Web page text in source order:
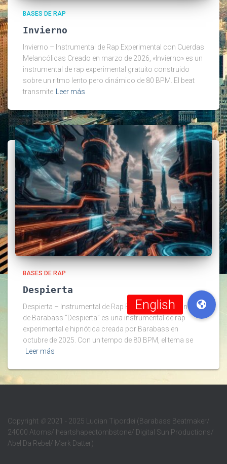
BASES DE RAP
Invierno
Invierno – Instrumental de Rap Experimental con Cuerdas
Melancólicas Creado en marzo de 2026, «Invierno» es un
instrumental de rap experimental gratuito construido
sobre un ritmo lento pero dinámico de 80 BPM. El beat
transmite Leer más
BASES DE RAP
Despierta
Despierta – Instrumental de Rap Experimental e Hipnótica
de Barabass “Despierta” es una instrumental de rap
experimental e hipnótica creada por Barabass en
octubre de 2025. Con un tempo de 80 BPM, el tema se
Leer más
Copyright ©2021 - 2025 Lucian Tipordei (Barabass Beatmaker/
24000 Atoms/ heartshapedtombstone/ Digital Sun Productions/
Abel Da Rebel/ Mark Datter)